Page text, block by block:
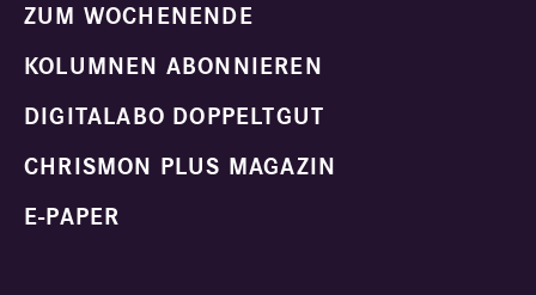
ZUM WOCHENENDE
KOLUMNEN ABONNIEREN
DIGITALABO DOPPELTGUT
CHRISMON PLUS MAGAZIN
E-PAPER